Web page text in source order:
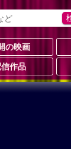
の映画
作品